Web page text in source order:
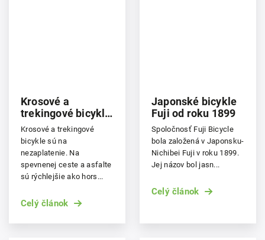
Krosové a
trekingové bicykle
a e-bicykle
Krosové a trekingové
bicykle sú na
nezaplatenie. Na
spevnenej ceste a asfalte
sú rýchlejšie ako hors...
Celý článok
Japonské bicykle
Fuji od roku 1899
Spoločnosť Fuji Bicycle
bola založená v Japonsku-
Nichibei Fuji v roku 1899.
Jej názov bol jasn...
Celý článok